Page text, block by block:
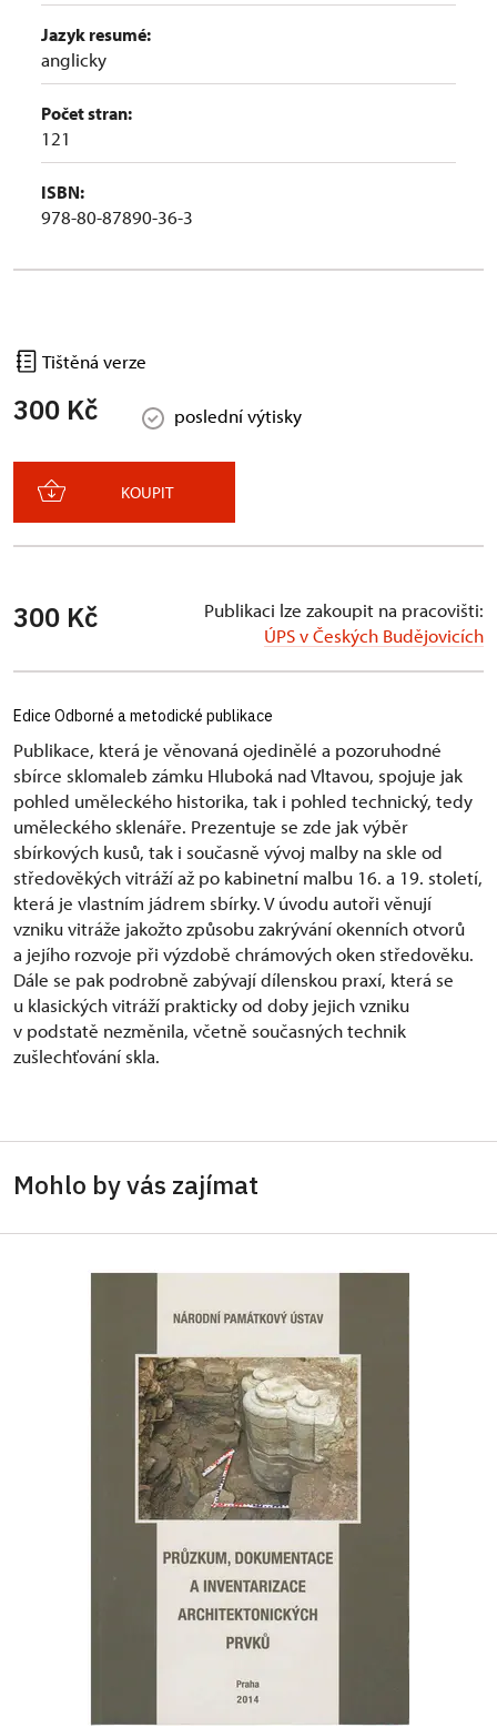
Jazyk resumé:
anglicky
Počet stran:
121
ISBN:
978-80-87890-36-3
Tištěná verze
300 Kč poslední výtisky
KOUPIT
300 Kč
Publikaci lze zakoupit na pracovišti:
ÚPS v Českých Budějovicích
Edice Odborné a metodické publikace
Publikace, která je věnovaná ojedinělé a pozoruhodné
sbírce sklomaleb zámku Hluboká nad Vltavou, spojuje jak
pohled uměleckého historika, tak i pohled technický, tedy
uměleckého sklenáře. Prezentuje se zde jak výběr
sbírkových kusů, tak i současně vývoj malby na skle od
středověkých vitráží až po kabinetní malbu 16. a 19. století,
která je vlastním jádrem sbírky. V úvodu autoři věnují
vzniku vitráže jakožto způsobu zakrývání okenních otvorů
a jejího rozvoje při výzdobě chrámových oken středověku.
Dále se pak podrobně zabývají dílenskou praxí, která se
u klasických vitráží prakticky od doby jejich vzniku
v podstatě nezměnila, včetně současných technik
zušlechťování skla.
Mohlo by vás zajímat